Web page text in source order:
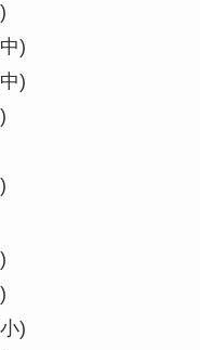
)
)
)